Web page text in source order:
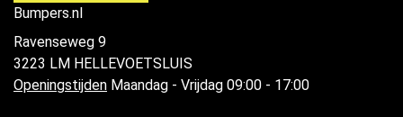
Bumpers.nl
Ravenseweg 9
3223 LM HELLEVOETSLUIS
Openingstijden Maandag - Vrijdag 09:00 - 17:00